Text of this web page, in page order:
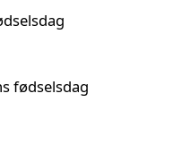
fødselsdag